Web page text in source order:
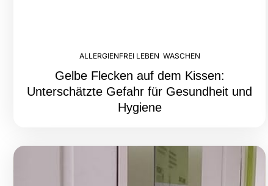
ALLERGIENFREI LEBEN WASCHEN
Gelbe Flecken auf dem Kissen:
Unterschätzte Gefahr für Gesundheit und
Hygiene